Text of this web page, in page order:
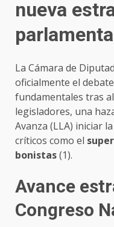
nueva
La Cámara de
oficialmente el
fundamentales tras
legisladores, una
Avanza (LLA) iniciar
críticos como el
bonistas(1).
Avance
Congreso